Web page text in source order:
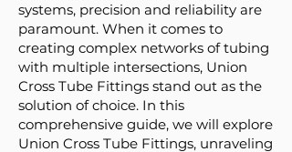
systems, precision and reliability are
paramount. When it comes to
creating complex networks of tubing
with multiple intersections, Union
Cross Tube Fittings stand out as the
solution of choice. In this
comprehensive guide, we will explore
Union Cross Tube Fittings, unraveling